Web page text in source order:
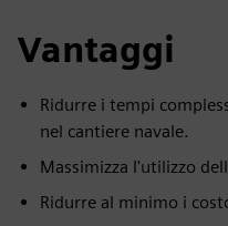
Vantaggi
Ridurre i tempi
nel cantiere navale.
Massimizza l'utilizzo
Ridurre al minimo i